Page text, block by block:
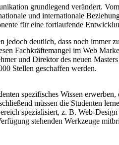
grundlegend verändert.
und internationale
für eine fortlaufende
jedoch deutlich, dass noch
Fachkräftemangel im Web
und Direktor des neuen
Stellen geschaffen werden.
spezifisches Wissen
müssen die Studenten
spezialisiert, z. B. Web-
stehenden Werkzeuge